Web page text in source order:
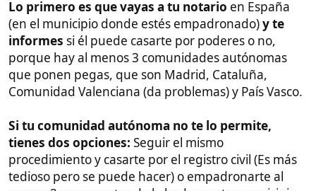
entregar en el notario en España:
Debes de reunir todos estos documentos que listo
ahora y más abajo explico uno por uno:
Nota: Algunos documentos han de estar traducidos
contacto conmigo para que os pase el contacto del
traductor jurado que os lo hace por menos de 100€
todos los documentos) Lo hace online, email o por
WhatsApp, con firma digital y tarda menos de una
semana, normalmente 2 ó 3 días